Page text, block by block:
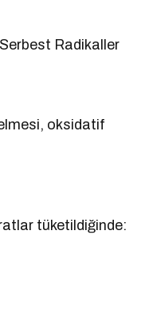
Radikaller
oksidatif
tüketildiğinde: